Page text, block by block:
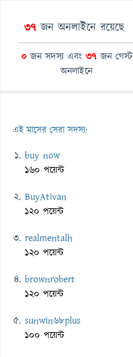
37জন অনলাইনে রয়েছে
0জন সদস্য এবং 37জন গেস্ট
অনলাইনে
এই মাসের সেরা সদস্য:
buy now
160 পয়েন্ট
BuyAtivan
120 পয়েন্ট
realmentalh
120 পয়েন্ট
brownrobert
120 পয়েন্ট
sunwin68plus
100 পয়েন্ট